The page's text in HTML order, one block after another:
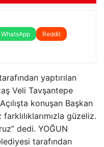
WhatsApp
Reddit
yaptırılan
Veli Tavşantepe
konuşan Başkan
güzeliz.
dedi. YOĞUN
tarafından